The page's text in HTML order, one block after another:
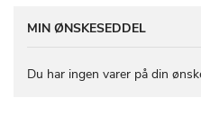
MIN ØNSKESEDDEL
Du har ingen varer på din